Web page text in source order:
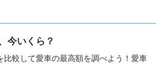
今いくら？
比較して愛車の最高額を調べよう！愛車